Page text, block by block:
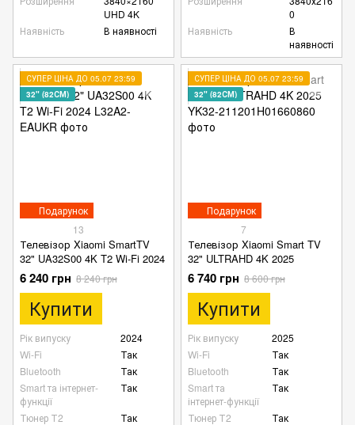
UHD 4K
Наявність
В наявності
0
Наявність
В
наявності
Подарунок
СУПЕР ЦІНА ДО 05.07 23:59
32" (82СМ)
13
Телевізор Xiaomi SmartTV
32" UA32S00 4K T2 Wi-Fi 2024
6 240 грн 8 240 грн
Купити
Рік випуску
2024
Wi-Fi
Так
Bluetooth
Так
Smart та інтернет-
функції
Так
Тюнер Т2
Так
Подарунок
СУПЕР ЦІНА ДО 05.07 23:59
32" (82СМ)
7
Телевізор Xiaomi Smart TV
32" ULTRAHD 4K 2025
6 740 грн 8 600 грн
Купити
Рік випуску
2025
Wi-Fi
Так
Bluetooth
Так
Smart та
інтернет-функції
Так
Тюнер Т2
Так